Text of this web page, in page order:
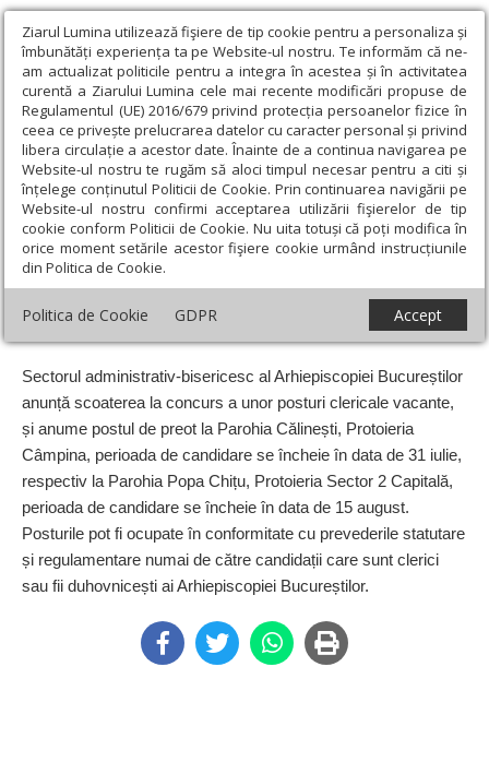
Ziarul Lumina utilizează fişiere de tip cookie pentru a personaliza și
îmbunătăți experiența ta pe Website-ul nostru. Te informăm că ne-
am actualizat politicile pentru a integra în acestea și în activitatea
curentă a Ziarului Lumina cele mai recente modificări propuse de
Regulamentul (UE) 2016/679 privind protecția persoanelor fizice în
ceea ce privește prelucrarea datelor cu caracter personal și privind
libera circulație a acestor date. Înainte de a continua navigarea pe
Website-ul nostru te rugăm să aloci timpul necesar pentru a citi și
înțelege conținutul Politicii de Cookie. Prin continuarea navigării pe
Website-ul nostru confirmi acceptarea utilizării fişierelor de tip
cookie conform Politicii de Cookie. Nu uita totuși că poți modifica în
orice moment setările acestor fişiere cookie urmând instrucțiunile
din Politica de Cookie.
Politica de Cookie GDPR Accept
Ziarul Lumina › Anunțuri › Posturi clericale vacante în
Arhiepiscopia Bucureștilor
Posturi clericale vacante în Arhiepiscopia
Bucureștilor
Data: 19 Iulie 2018
Sectorul administrativ-bise­ri­cesc al Arhiepiscopiei Bucureștilor
anunță scoaterea la concurs a unor posturi clericale vacante,
și anume postul de preot la Parohia Călinești, Protoieria
Câmpina, perioada de candidare se încheie în data de 31 iulie,
respectiv la Parohia Popa Chițu, Protoieria Sector 2 Capitală,
perioada de candidare se încheie în data de 15 august.
Posturile pot fi ocupate în confor­mitate cu prevederile statutare
și regulamentare numai de către candidații care sunt clerici
sau fii duhovnicești ai Arhiepiscopiei Bucureștilor.